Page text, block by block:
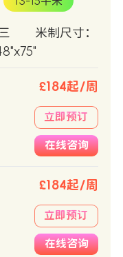
米制尺寸：
£184起/周
立即预订
在线咨询
£184起/周
立即预订
在线咨询